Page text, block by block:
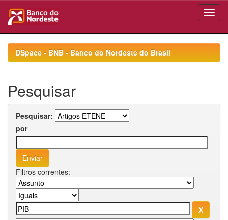
navigationDSpace - BNB - Banco do Nordeste do Brasil
Pesquisar
Pesquisar:
por
Filtros correntes: